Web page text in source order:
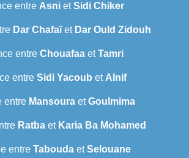
entre Asni etSidi Chiker
Dar Chafaïet Dar Ould Zidouh
entre Chouafaa etTamri
entre Sidi Yacoub et Alnif
entre MansouraetGoulmima
Ratbaet Karia Ba Mohamed
entre TaboudaetSelouane